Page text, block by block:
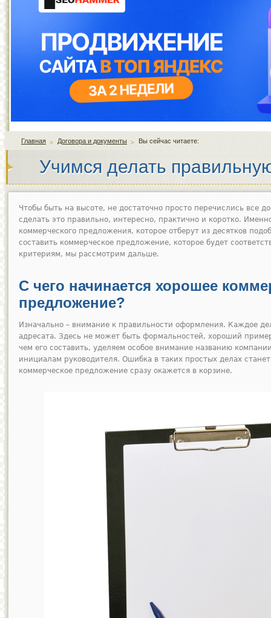
Главная Договора и документы Вы сейчас читаете:
Учимся делать
Чтобы быть на высоте, не достаточно просто перечислись все
сделать это правильно, интересно, практично и коротко.
коммерческого предложения, которое отберут из десятков
составить коммерческое предложение, которое будет
критериям, мы рассмотрим дальше.
С чего начинается хорошее
предложение?
Изначально – внимание к правильности оформления. Каждое
адресата. Здесь не может быть формальностей, хороший
чем его составить, уделяем особое внимание названию
инициалам руководителя. Ошибка в таких простых делах
коммерческое предложение сразу окажется в корзине.